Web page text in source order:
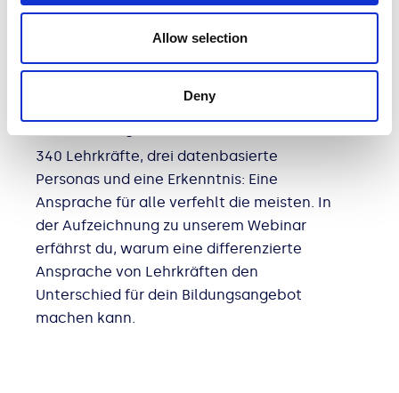
Allow selection
Deny
MARKTFORSCHUNG & INSIGHTS
SCHULE & BILDUNG
Wie ticken Lehrkräfte?
340 Lehrkräfte, drei datenbasierte
Personas und eine Erkenntnis: Eine
Ansprache für alle verfehlt die meisten. In
der Aufzeichnung zu unserem Webinar
erfährst du, warum eine differenzierte
Ansprache von Lehrkräften den
Unterschied für dein Bildungsangebot
machen kann.